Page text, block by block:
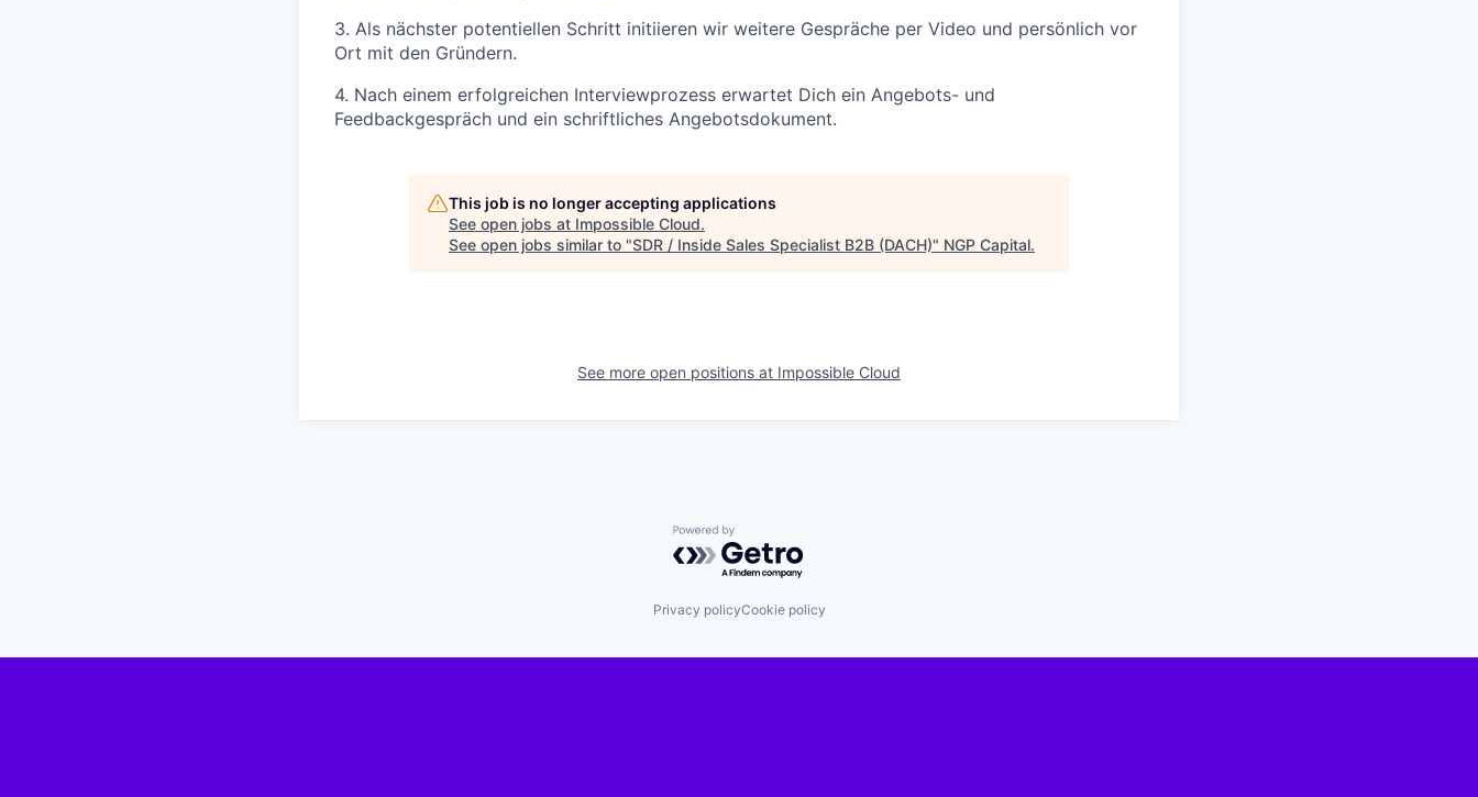
3. Als nächster potentiellen Schritt initiieren wir weitere Gespräche per Video und persönlich vor
Ort mit den Gründern.
4. Nach einem erfolgreichen Interviewprozess erwartet Dich ein Angebots- und
Feedbackgespräch und ein schriftliches Angebotsdokument.
This job is no longer accepting applications
See open jobs at Impossible Cloud.
See open jobs similar to "SDR / Inside Sales Specialist B2B (DACH)" NGP Capital.
See more open positions at Impossible Cloud
Powered by Getro.com
Privacy policyCookie policy